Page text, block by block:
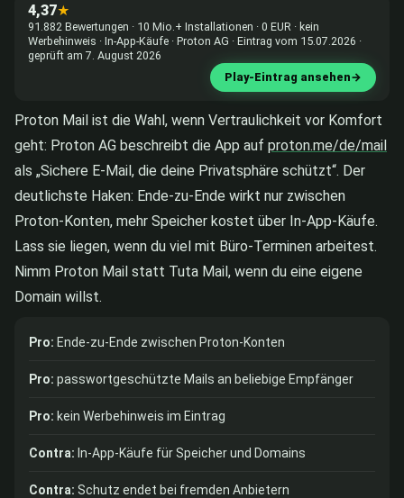
4,37★
91.882 Bewertungen · 10 Mio.+ Installationen · 0 EUR · kein
Werbehinweis · In-App-Käufe · Proton AG · Eintrag vom 15.07.2026 ·
geprüft am 7. August 2026
Play-Eintrag ansehen→
Proton Mail ist die Wahl, wenn Vertraulichkeit vor Komfort
geht: Proton AG beschreibt die App auf proton.me/de/mail
als „Sichere E-Mail, die deine Privatsphäre schützt“. Der
deutlichste Haken: Ende-zu-Ende wirkt nur zwischen
Proton-Konten, mehr Speicher kostet über In-App-Käufe.
Lass sie liegen, wenn du viel mit Büro-Terminen arbeitest.
Nimm Proton Mail statt Tuta Mail, wenn du eine eigene
Domain willst.
Pro: Ende-zu-Ende zwischen Proton-Konten
Pro: passwortgeschützte Mails an beliebige Empfänger
Pro: kein Werbehinweis im Eintrag
Contra: In-App-Käufe für Speicher und Domains
Contra: Schutz endet bei fremden Anbietern